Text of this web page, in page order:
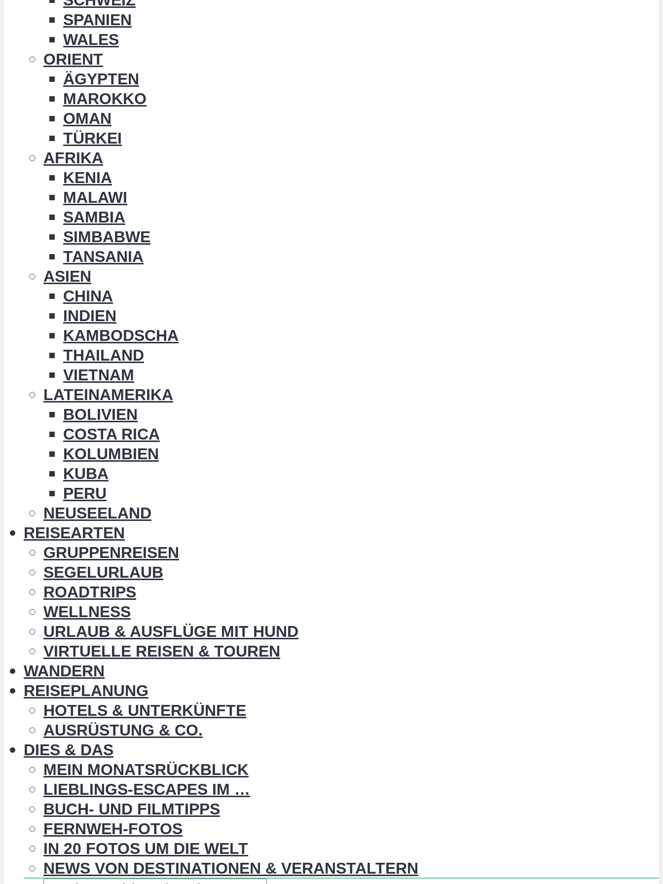
SPANIEN
WALES
ORIENT
ÄGYPTEN
MAROKKO
OMAN
TÜRKEI
AFRIKA
KENIA
MALAWI
SAMBIA
SIMBABWE
TANSANIA
ASIEN
CHINA
INDIEN
KAMBODSCHA
THAILAND
VIETNAM
LATEINAMERIKA
BOLIVIEN
COSTA RICA
KOLUMBIEN
KUBA
PERU
NEUSEELAND
REISEARTEN
GRUPPENREISEN
SEGELURLAUB
ROADTRIPS
WELLNESS
URLAUB & AUSFLÜGE MIT HUND
VIRTUELLE REISEN & TOUREN
WANDERN
REISEPLANUNG
HOTELS & UNTERKÜNFTE
AUSRÜSTUNG & CO.
DIES & DAS
MEIN MONATSRÜCKBLICK
LIEBLINGS-ESCAPES IM …
BUCH- UND FILMTIPPS
FERNWEH-FOTOS
IN 20 FOTOS UM DIE WELT
NEWS VON DESTINATIONEN & VERANSTALTERN